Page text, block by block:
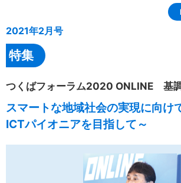
イベントカレンダー
問い合わせ
2021年2月号
特集
つくばフォーラム2020 ONLINE 基
スマートな地域社会の実現に向け
ICTパイオニアを目指して～